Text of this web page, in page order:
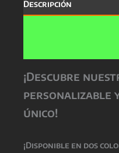
Descripción
¡Descubre
personalizable
único!
¡Disponible en dos